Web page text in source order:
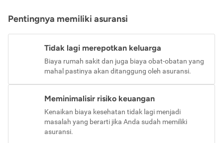
Pentingnya memiliki asuransi
Tidak lagi merepotkan keluarga
Biaya rumah sakit dan juga biaya obat-obatan yang
mahal pastinya akan ditanggung oleh asuransi.
Meminimalisir risiko keuangan
Kenaikan biaya kesehatan tidak lagi menjadi
masalah yang berarti jika Anda sudah memiliki
asuransi.